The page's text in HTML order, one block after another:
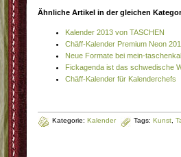
Ähnliche Artikel in der gleichen
Kalender 2013 von TASCHEN
Chäff-Kalender Premium Neon
Neue Formate bei mein-
Fickagenda ist das schwedische
Chäff-Kalender für Kalenderchefs
Kategorie: Kalender Tags: Kunst